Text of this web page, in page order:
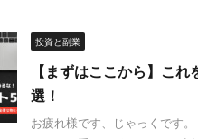
投資と副業
【まずはここから】こ
選！
お疲れ様です、じゃっくです